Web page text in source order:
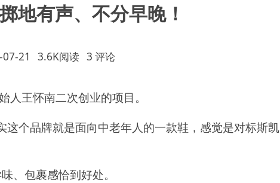
有声、不分早晚！
21 3.6K阅读 3 评论
人王怀南二次创业的项目。
这个品牌就是面向中老年人的一款鞋，感觉是对标斯凯
、包裹感恰到好处。